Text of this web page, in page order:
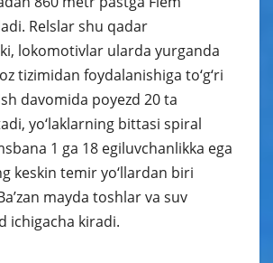
Relslar shu qadar
lokomotivlar ularda yurganda
tizimidan foydalanishiga to‘g‘ri
davomida poyezd 20 ta
yo‘laklarning bittasi spiral
1 ga 18 egiluvchanlikka ega
keskin temir yo‘llardan biri
mayda toshlar va suv
ichigacha kiradi.